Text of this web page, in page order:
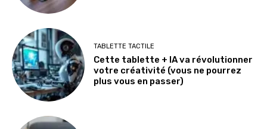
TABLETTE TACTILE
Cette tablette + IA va révolutionner
votre créativité (vous ne pourrez
plus vous en passer)